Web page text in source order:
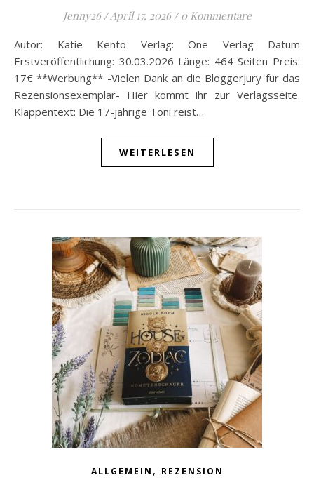
Jenny26 /April 17, 2026 / 0 Kommentare
Autor: Katie Kento Verlag: One Verlag Datum
Erstveröffentlichung: 30.03.2026 Länge: 464 Seiten Preis:
17€ **Werbung** -Vielen Dank an die Bloggerjury für das
Rezensionsexemplar- Hier kommt ihr zur Verlagsseite.
Klappentext: Die 17-jährige Toni reist…
WEITERLESEN
ALLGEMEIN , REZENSION